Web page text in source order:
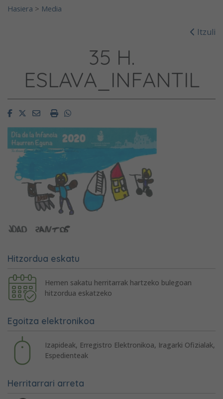
Hasiera > Media
Itzuli
35 H.
ESLAVA_INFANTIL
FacebookTwitterEmailImprimirWhatsapp
Hitzordua eskatu
Hemen sakatu herritarrak hartzeko bulegoan
hitzordua eskatzeko
Egoitza elektronikoa
Izapideak, Erregistro Elektronikoa, Iragarki Ofizialak,
Espedienteak
Herritarrari arreta